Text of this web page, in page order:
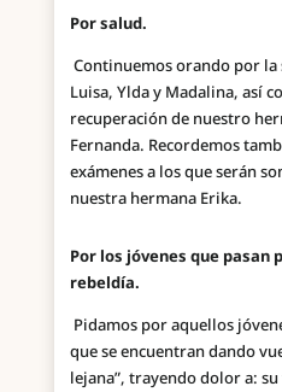
Por salud.
Continuemos orando por la
Luisa, Ylda y Madalina, así
recuperación de nuestro
Fernanda. Recordemos
exámenes a los que serán
nuestra hermana Erika.
Por los jóvenes que pasan
rebeldía.
Pidamos por aquellos
que se encuentran dando
lejana”, trayendo dolor a: